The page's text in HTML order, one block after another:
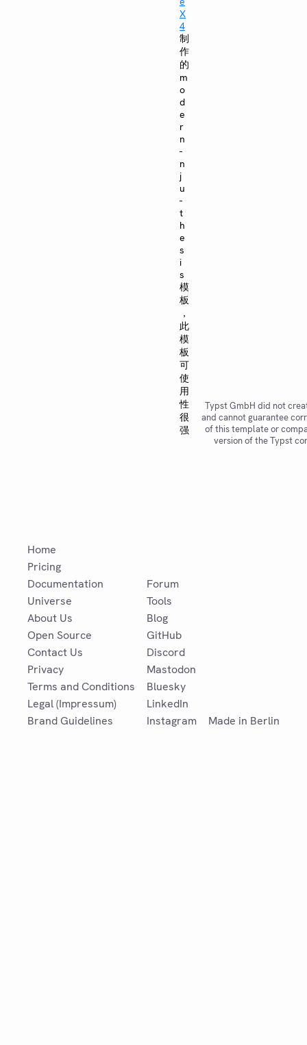
X
4
制
作
的
m
o
d
e
r
n
-
n
j
u
-
t
h
e
s
i
s
模
板
，
此
模
板
可
使
用
性
很
强
Typst GmbH did not
and cannot guarantee
of this template or
version of the Typst
Home
Pricing
Documentation
Universe
About Us
Open Source
Contact Us
Privacy
Terms and Conditions
Legal (Impressum)
Brand Guidelines
Forum
Tools
Blog
GitHub
Discord
Mastodon
Bluesky
LinkedIn
Instagram
Made in Berlin